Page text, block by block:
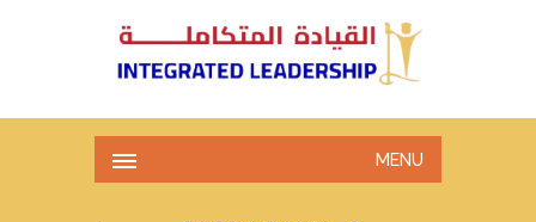
MENU